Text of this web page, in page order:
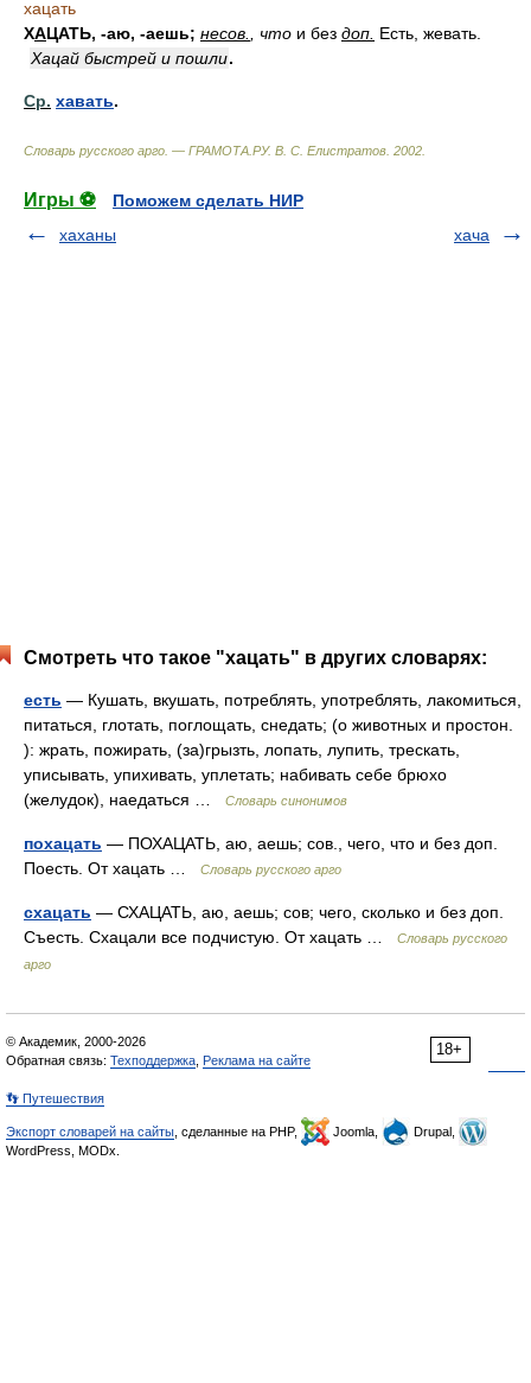
хацать
ХАЦАТЬ, -аю, -аешь; несов. , что и без доп. Есть, жевать.
Хацай быстрей и пошли.
Ср. хавать.
Словарь русского арго. — ГРАМОТА.РУ. В. С. Елистратов 2002
Игры ⚽
Поможем сделать НИР
хаханы
хача
Смотреть что такое "хацать" в других словарях:
есть — Кушать, вкушать, потреблять, употреблять, лакомиться,
питаться, глотать, поглощать, снедать; (о животных и простон.
): жрать, пожирать, (за)грызть, лопать, лупить, трескать,
уписывать, упихивать, уплетать; набивать себе брюхо
(желудок), наедаться …
Словарь синонимов
похацать — ПОХАЦАТЬ, аю, аешь; сов., чего, что и без доп.
Поесть. От хацать …
Словарь русского арго
схацать — СХАЦАТЬ, аю, аешь; сов; чего, сколько и без доп.
Съесть. Схацали все подчистую. От хацать …
Словарь русского
арго
18+
© Академик, 2000-2026
Обратная связь: Техподдержка Реклама на сайте
👣 Путешествия
Экспорт словарей на сайты , сделанные на PHP, Joomla,
Drupal,
WordPress, MODx.